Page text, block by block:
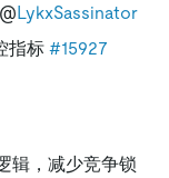
@LykxSassinator
指标 #15927
辑，减少竞争锁